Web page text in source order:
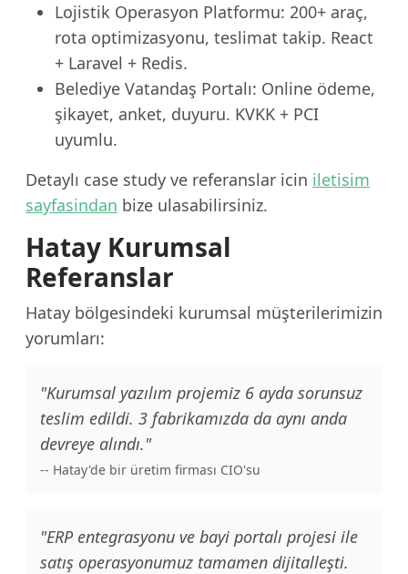
Lojistik Operasyon Platformu: 200+ araç,
rota optimizasyonu, teslimat takip. React
+ Laravel + Redis.
Belediye Vatandaş Portalı: Online ödeme,
şikayet, anket, duyuru. KVKK + PCI
uyumlu.
Detaylı case study ve referanslar icin iletisim
sayfasindan bize ulasabilirsiniz.
Hatay Kurumsal
Referanslar
Hatay bölgesindeki kurumsal müşterilerimizin
yorumları:
"Kurumsal yazılım projemiz 6 ayda sorunsuz
teslim edildi. 3 fabrikamızda da aynı anda
devreye alındı."
-- Hatay'de bir üretim firması CIO'su
"ERP entegrasyonu ve bayi portalı projesi ile
satış operasyonumuz tamamen dijitalleşti.